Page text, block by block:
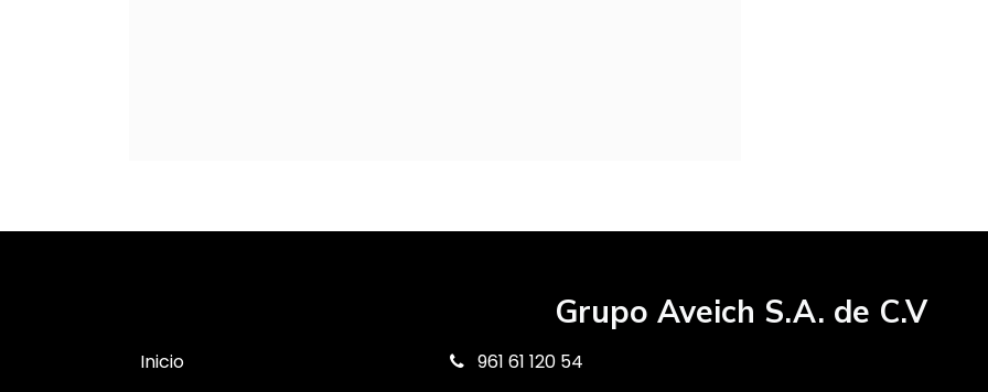
Grupo Aveich S.A. de C.V
Inicio
961 61 120 54